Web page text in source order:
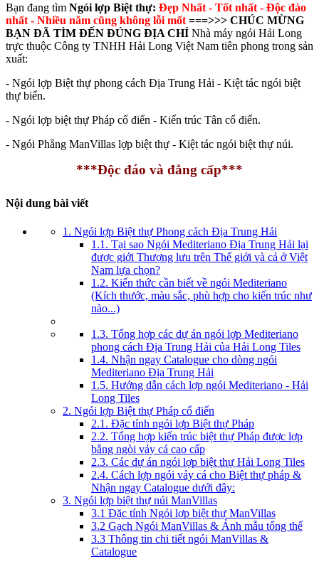
Bạn đang tìm Ngói lợp Biệt thự: Đẹp Nhất - Tốt nhất - Độc đáo
nhất - Nhiều năm cũng không lỗi mốt ===>>> CHÚC MỪNG
BẠN ĐÃ TÌM ĐẾN ĐÚNG ĐỊA CHỈ Nhà máy ngói Hải Long
trực thuộc Công ty TNHH Hải Long Việt Nam tiên phong trong sản
xuất:
- Ngói lợp Biệt thự phong cách Địa Trung Hải - Kiệt tác ngói biệt
thự biển.
- Ngói lợp biệt thự Pháp cổ điển - Kiến trúc Tân cổ điển.
- Ngói Phẳng ManVillas lợp biệt thự - Kiệt tác ngói biệt thự núi.
***Độc đáo và đẳng cấp***
Nội dung bài viết
1. Ngói lợp Biệt thự Phong cách Địa Trung Hải
1.1. Tại sao Ngói Mediteriano Địa Trung Hải lại
được giới Thượng lưu trên Thế giới và cả ở Việt
Nam lựa chọn?
1.2. Kiến thức cần biết về ngói Mediteriano
(Kích thước, màu sắc, phù hợp cho kiến trúc như
nào...)
1.3. Tổng hợp các dự án ngói lợp Mediteriano
phong cách Địa Trung Hải của Hải Long Tiles
1.4. Nhận ngay Catalogue cho dòng ngói
Mediteriano Địa Trung Hải
1.5. Hướng dẫn cách lợp ngói Mediteriano - Hải
Long Tiles
2. Ngói lợp Biệt thự Pháp cổ điển
2.1. Đặc tính ngói lợp Biệt thự Pháp
2.2. Tổng hợp kiến trúc biệt thự Pháp được lợp
bằng ngòi vảy cá cao cấp
2.3. Các dự án ngói lợp biệt thự Hải Long Tiles
2.4. Cách lợp ngói vảy cá cho Biệt thự pháp &
Nhận ngay Catalogue dưới đây:
3. Ngói lợp biệt thự núi ManVillas
3.1 Đặc tính Ngói lợp biệt thự ManVillas
3.2 Gạch Ngói ManVillas & Ảnh mẫu tổng thể
3.3 Thông tin chi tiết ngói ManVillas &
Catalogue